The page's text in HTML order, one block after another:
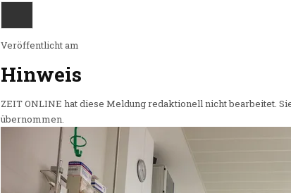
Veröffentlicht am
Hinweis
ZEIT ONLINE hat diese Meldung redaktionell nicht bearbeitet.
übernommen.